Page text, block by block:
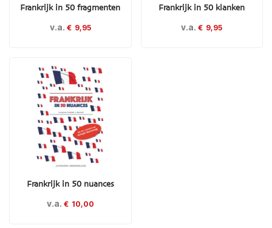
Frankrijk in 50 fragmenten
v.a. € 9,95
Frankrijk in 50 klanken
v.a.€ 9,95
Frankrijk in 50 nuances
v.a. € 10,00